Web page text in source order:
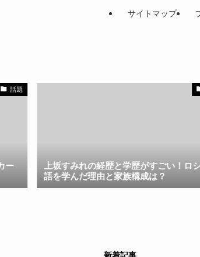
サイトマップ
上坂すみれの経歴と学歴がすごい！ロシア
語を学んだ理由と家族構成は？
新着記事